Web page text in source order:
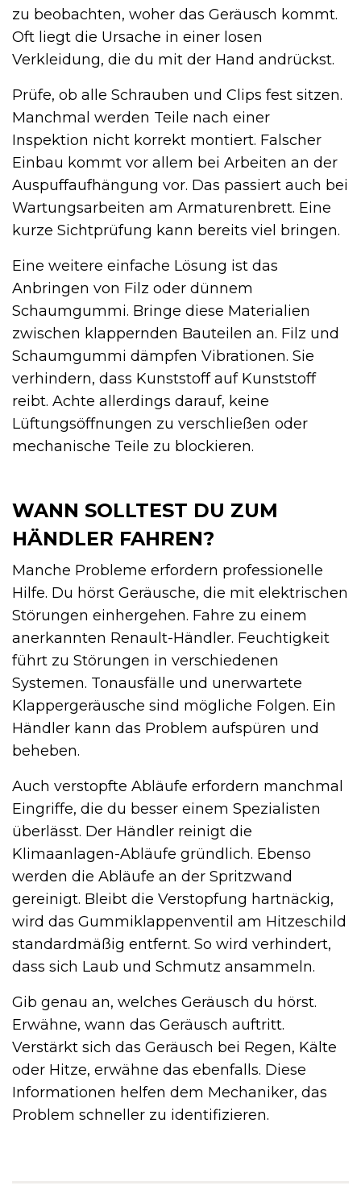
zu beobachten, woher das Geräusch kommt.
Oft liegt die Ursache in einer losen
Verkleidung, die du mit der Hand andrückst.
Prüfe, ob alle Schrauben und Clips fest sitzen.
Manchmal werden Teile nach einer
Inspektion nicht korrekt montiert. Falscher
Einbau kommt vor allem bei Arbeiten an der
Auspuffaufhängung vor. Das passiert auch bei
Wartungsarbeiten am Armaturenbrett. Eine
kurze Sichtprüfung kann bereits viel bringen.
Eine weitere einfache Lösung ist das
Anbringen von Filz oder dünnem
Schaumgummi. Bringe diese Materialien
zwischen klappernden Bauteilen an. Filz und
Schaumgummi dämpfen Vibrationen. Sie
verhindern, dass Kunststoff auf Kunststoff
reibt. Achte allerdings darauf, keine
Lüftungsöffnungen zu verschließen oder
mechanische Teile zu blockieren.
WANN SOLLTEST DU ZUM
HÄNDLER FAHREN?
Manche Probleme erfordern professionelle
Hilfe. Du hörst Geräusche, die mit elektrischen
Störungen einhergehen. Fahre zu einem
anerkannten Renault-Händler. Feuchtigkeit
führt zu Störungen in verschiedenen
Systemen. Tonausfälle und unerwartete
Klappergeräusche sind mögliche Folgen. Ein
Händler kann das Problem aufspüren und
beheben.
Auch verstopfte Abläufe erfordern manchmal
Eingriffe, die du besser einem Spezialisten
überlässt. Der Händler reinigt die
Klimaanlagen-Abläufe gründlich. Ebenso
werden die Abläufe an der Spritzwand
gereinigt. Bleibt die Verstopfung hartnäckig,
wird das Gummiklappenventil am Hitzeschild
standardmäßig entfernt. So wird verhindert,
dass sich Laub und Schmutz ansammeln.
Gib genau an, welches Geräusch du hörst.
Erwähne, wann das Geräusch auftritt.
Verstärkt sich das Geräusch bei Regen, Kälte
oder Hitze, erwähne das ebenfalls. Diese
Informationen helfen dem Mechaniker, das
Problem schneller zu identifizieren.